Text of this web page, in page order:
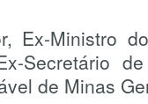
Ex-Ministro
Secretário
de Minas